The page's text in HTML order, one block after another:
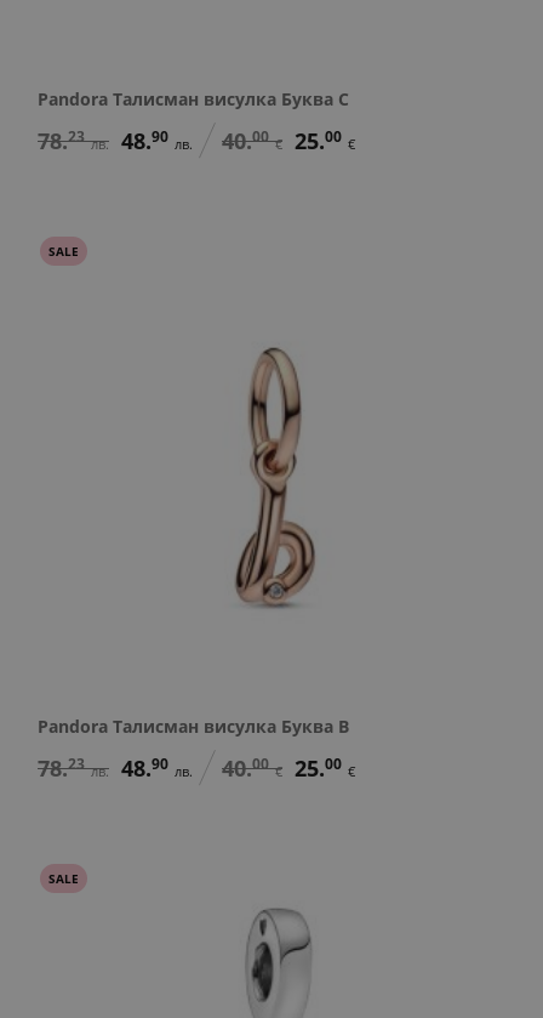
Pandora Талисман висулка Буква C
78.23 лв. 48.90 лв. 40.00 € 25.00 €
SALE
Pandora Талисман висулка Буква B
78.23 лв. 48.90 лв. 40.00 € 25.00 €
SALE